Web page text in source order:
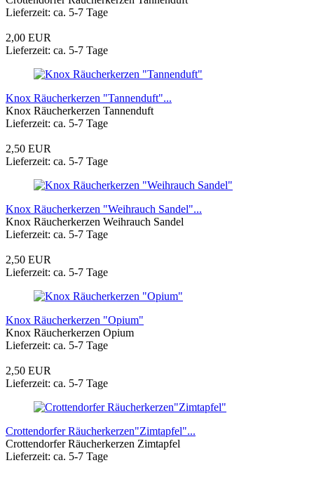
Lieferzeit: ca. 5-7 Tage
2,00 EUR
Lieferzeit: ca. 5-7 Tage
Knox Räucherkerzen "Tannenduft"...
Knox Räucherkerzen Tannenduft
Lieferzeit: ca. 5-7 Tage
2,50 EUR
Lieferzeit: ca. 5-7 Tage
Knox Räucherkerzen "Weihrauch Sandel"...
Knox Räucherkerzen Weihrauch Sandel
Lieferzeit: ca. 5-7 Tage
2,50 EUR
Lieferzeit: ca. 5-7 Tage
Knox Räucherkerzen "Opium"
Knox Räucherkerzen Opium
Lieferzeit: ca. 5-7 Tage
2,50 EUR
Lieferzeit: ca. 5-7 Tage
Crottendorfer Räucherkerzen"Zimtapfel"...
Crottendorfer Räucherkerzen Zimtapfel
Lieferzeit: ca. 5-7 Tage